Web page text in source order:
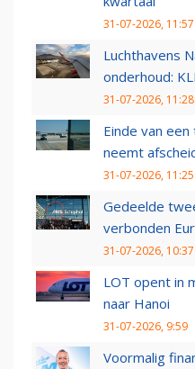
31-07-2026, 11:57
Luchthavens
onderhoud:
31-07-2026, 11:28
Einde van
neemt
31-07-2026, 11:25
Gedeelde
verbonden
31-07-2026, 10:37
LOT opent in
naar Hanoi
31-07-2026, 9:59
Voormalig